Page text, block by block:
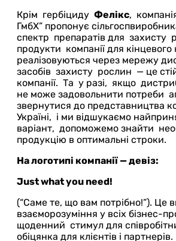
Крім гербіциду Фелікс,
ГмбХ” пропонує
спектр препаратів для захисту
продукти компанії для
реалізовуються через мережу
засобів захисту рослин — це
компанії. Та у разі, якщо
не може задовольнити потреби
звернутися до представництва
Україні, і ми відшукаємо
варіант, допоможемо знайти
продукцію в оптимальні строки.
На логотипі компанії — девіз:
Just what you need!
(“Саме те, що вам потрібно!”). Це
взаєморозуміння у всіх бізнес-
щоденний стимул для
обіцянка для клієнтів і